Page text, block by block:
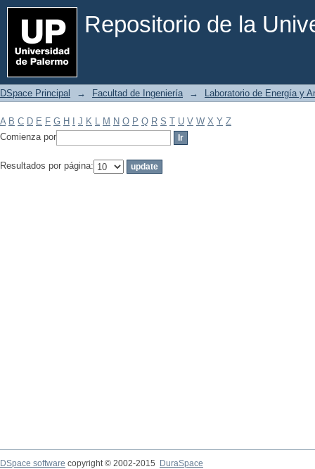
Repositorio de la
Filtrar por: Materia
DSpace Principal → Facultad de Ingeniería → Laboratorio de Energía y
A B C D E F G H J K L M N O P Q R S T U V W X Y Z
Comienza por
Resultados por página:
DSpace software copyright © 2002-2015
DuraSpace